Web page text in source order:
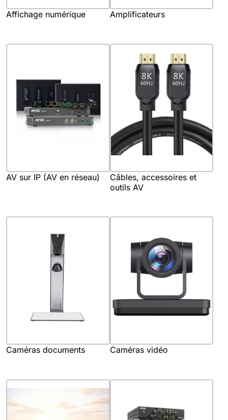
Affichage numérique Amplificateurs
AV sur IP (AV en réseau)
Câbles, accessoires et
outils AV
Caméras documents Caméras vidéo